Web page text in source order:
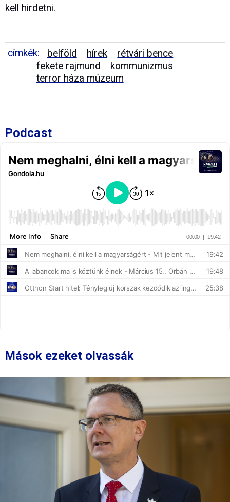
kell hirdetni.
címkék: belföld hírek
rétvári bence
fekete rajmund
kommunizmus
terror háza múzeum
Podcast
Mások ezeket olvassák